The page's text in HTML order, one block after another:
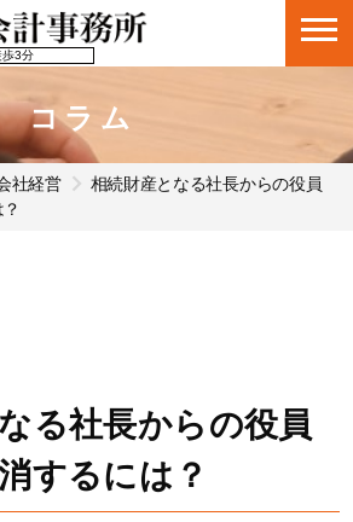
歩3分
コラム
社経営
相続財産となる社長からの役員
る社長からの役員
するには？